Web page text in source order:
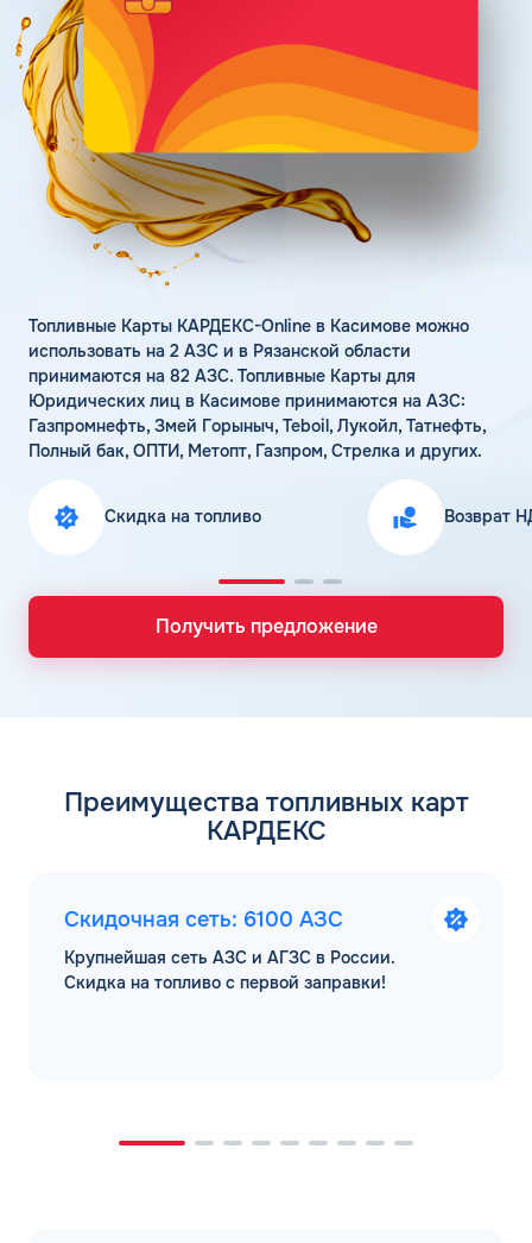
Статьи
Цена бензина и ДТ
Личный кабинет
Карта АЗС
Получить консультацию
Топливные Карты КАРДЕКС-Online в Касимове можно
использовать на 2 АЗС и в Рязанской области
принимаются на 82 АЗС. Топливные Карты для
Юридических лиц в Касимове принимаются на АЗС:
Газпромнефть, Змей Горыныч, Teboil, Лукойл, Татнефть,
Полный бак, ОПТИ, Метопт, Газпром, Стрелка и других.
Скидка на топливо Возврат
Получить предложение
Преимущества топливных карт
КАРДЕКС
Скидочная сеть: 6100 АЗС
Крупнейшая сеть АЗС и АГЗС в России.
Скидка на топливо с первой заправки!